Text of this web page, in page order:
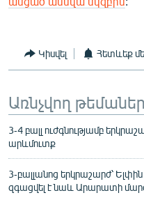
«Ազատության» բոլոր
Կիսվել Հետևեք
Առնչվող
3-4 բալլ ուժգնությամբ
արևմուտք
3-բալլանոց երկրաշարժ՝ Ելփին
զգացվել է նաև Արարատի